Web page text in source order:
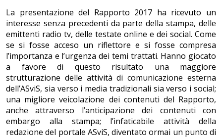
La presentazione del Rapporto 2017 ha ricevuto un
interesse senza precedenti da parte della stampa, delle
emittenti radio tv, delle testate online e dei social. Come
se si fosse acceso un riflettore e si fosse compresa
l’importanza e l’urgenza dei temi trattati. Hanno giocato
a favore di questo risultato una maggiore
strutturazione delle attività di comunicazione esterna
dell’ASviS, sia verso i media tradizionali sia verso i social;
una migliore veicolazione dei contenuti del Rapporto,
anche attraverso l’anticipazione dei contenuti con
embargo alla stampa; l’infaticabile attività della
redazione del portale ASviS, diventato ormai un punto di